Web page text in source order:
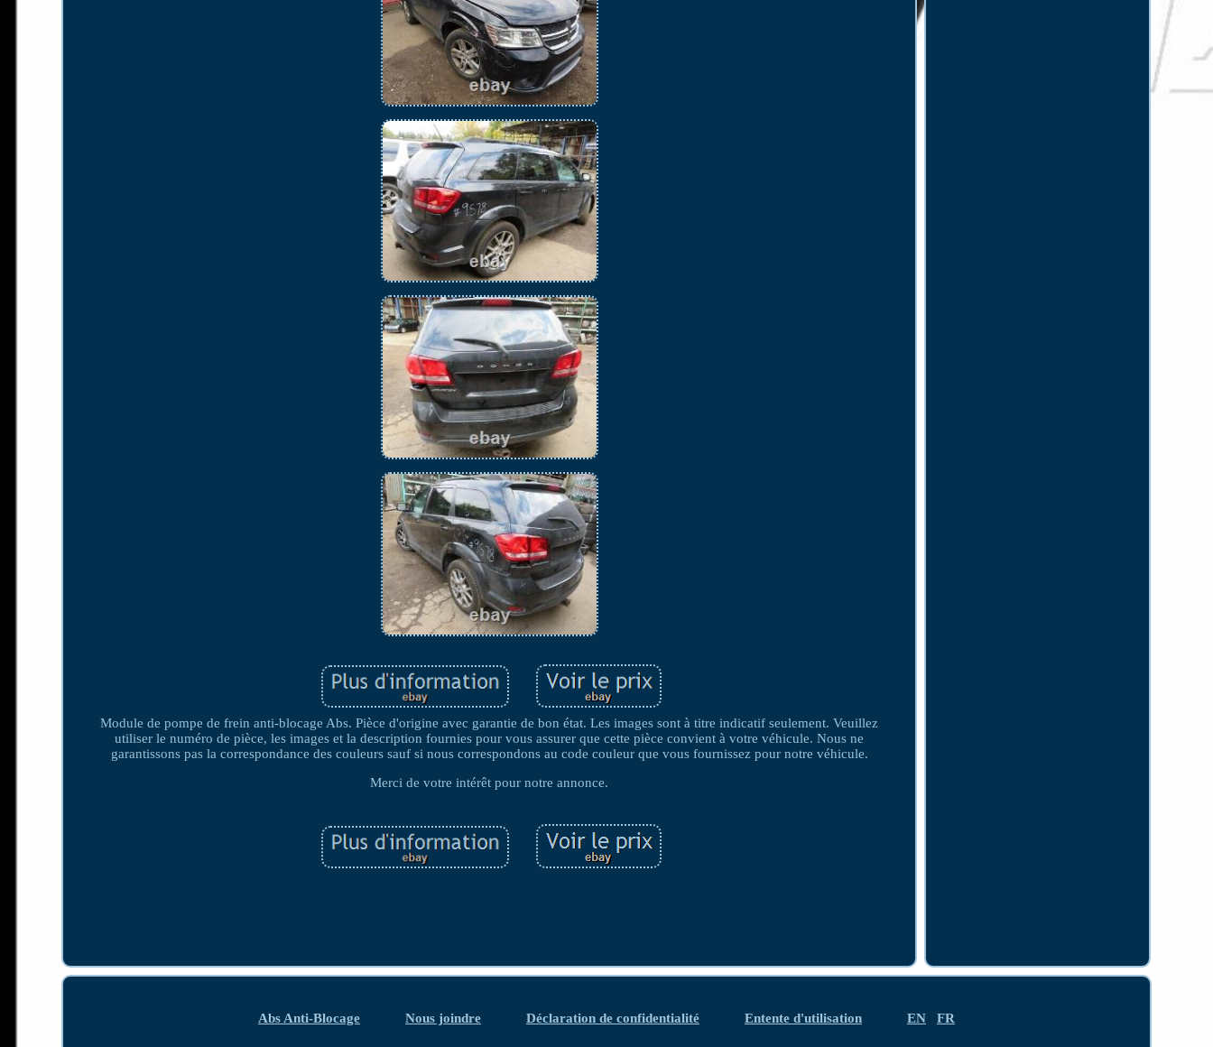
Module de pompe de frein anti-blocage Abs. Pièce d'origine avec garantie de bon état. Les images sont à titre indicatif seulement. Veuillez
utiliser le numéro de pièce, les images et la description fournies pour vous assurer que cette pièce convient à votre véhicule. Nous ne
garantissons pas la correspondance des couleurs sauf si nous correspondons au code couleur que vous fournissez pour notre véhicule.
Merci de votre intérêt pour notre annonce.
Abs Anti-Blocage Nous joindre Déclaration de confidentialité Entente d'utilisation EN FR